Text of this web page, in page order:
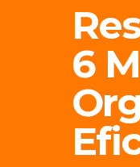
6